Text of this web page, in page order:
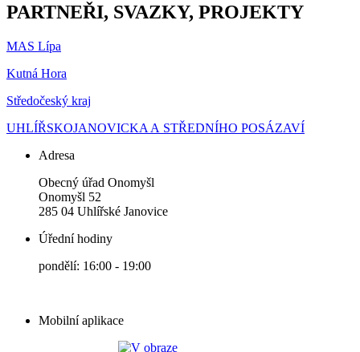
PARTNEŘI, SVAZKY, PROJEKTY
MAS Lípa
Kutná Hora
Středočeský kraj
UHLÍŘSKOJANOVICKA A STŘEDNÍHO POSÁZAVÍ
Adresa
Obecný úřad Onomyšl
Onomyšl 52
285 04 Uhlířské Janovice
Úřední hodiny
pondělí: 16:00 - 19:00
Mobilní aplikace